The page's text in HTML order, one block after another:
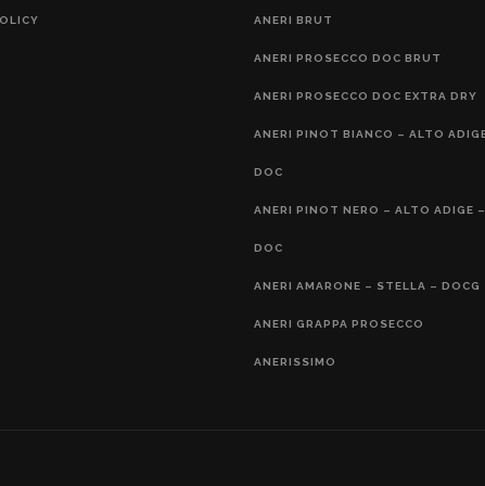
ANERI BRUT
ANERI PROSECCO DOC BRUT
ANERI PROSECCO DOC EXTRA DRY
ANERI PINOT BIANCO – ALTO
DOC
ANERI PINOT NERO – ALTO ADIGE
DOC
ANERI AMARONE – STELLA – DOCG
ANERI GRAPPA PROSECCO
ANERISSIMO